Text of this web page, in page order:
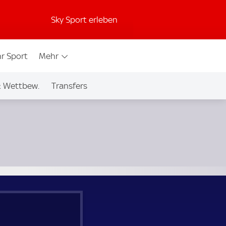
Sky Sport erleben
Sport Mehr
Wettbew. Transfers